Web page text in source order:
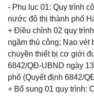
- Phụ lục 01: Quy trình
nước đô thị thành phố
+ Điều chỉnh 02 quy
ngầm thủ công; Nạo
chuyền thiết bị cơ giới
6842/QĐ-UBND ngày
phố (Quyết định 6842/
+ Bổ sung 01 quy trình: